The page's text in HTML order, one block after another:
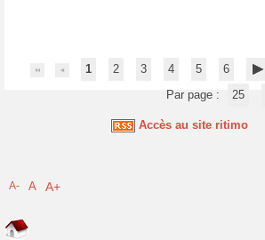
1 2 3 4 5 6
Par page :
25
Accès au site ritimo
A- A A+